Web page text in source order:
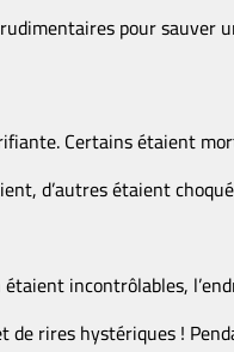
pour sauver
Certains étaient
d’autres étaient
étaient incontrôlables,
de rires hystériques !